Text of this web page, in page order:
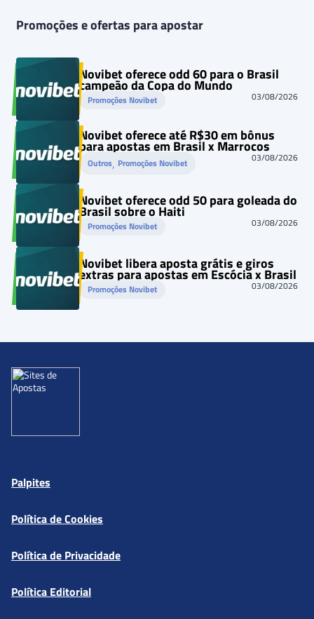
Promoções e ofertas para apostar
Novibet oferece odd 60 para o Brasil
campeão da Copa do Mundo
Promoções Novibet 03/08/2026
Novibet oferece até R$30 em bônus
para apostas em Brasil x Marrocos
Outros, Promoções Novibet 03/08/2026
Novibet oferece odd 50 para goleada do
Brasil sobre o Haiti
Promoções Novibet 03/08/2026
Novibet libera aposta grátis e giros
extras para apostas em Escócia x Brasil
Promoções Novibet 03/08/2026
Palpites
Política de Cookies
Política de Privacidade
Política Editorial